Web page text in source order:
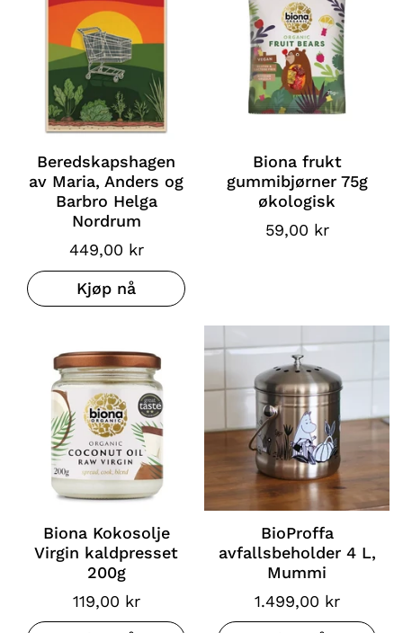
Beredskapshagen
av Maria, Anders og
Barbro Helga
Nordrum
449,00 kr
Kjøp nå
Biona frukt
gummibjørner 75g
økologisk
59,00 kr
Biona Kokosolje
Virgin kaldpresset
200g
119,00 kr
BioProffa
avfallsbeholder 4 L,
Mummi
1.499,00 kr